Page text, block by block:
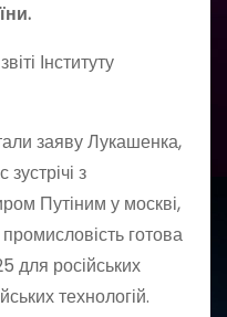
Інституту
заяву Лукашенка,
з
Путіним у москві,
готова
для російських
технологій.